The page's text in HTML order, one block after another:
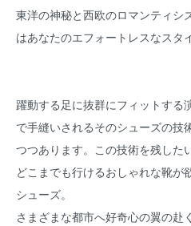
東洋の神秘と西欧のロマンティシ
はあなたのエフォートレスなスタ
躍動する足に抜群にフィットする
で手縫いされるそのシューズの技
つつあります。この技術を残した
どこまでも行けるおしゃれな靴が
シューズ。
さまざまな都市へ好奇心の翼の赴